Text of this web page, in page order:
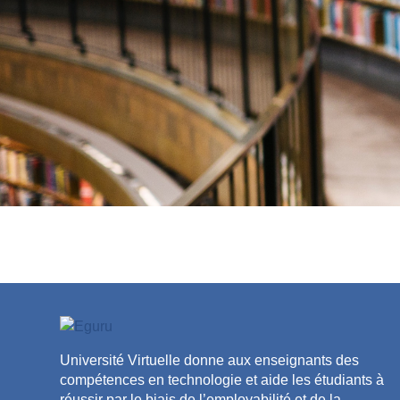
Université Virtuelle donne aux enseignants des
compétences en technologie et aide les étudiants à